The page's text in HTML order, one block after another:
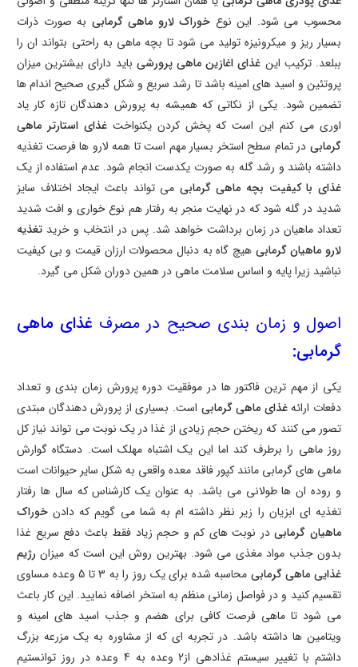
محسوب می شود. این نوع خوراک لارو ماهی گرمابی به صورت ذرات
بسیار ریز و میکرونیزه تولید می شود تا بچه ماهی به راحتی بتواند ان را
ببلعد. ترکیب این غذای اغازین ماهی پرورشی باید دارای بیشترین میزان
پروتئین و اسید های امینه باشد تا رشد سریع و شکل گیری صحیح اندام ها
تضمین شود. یکی از نکاتی که همیشه به پرورش دهندگان تازه کار یاد
اوری می کنم این است که پخش کردن یکنواختغذای استارتر ماهی
گرمابی در تمام سطح استخر بسیار مهم است تا همه لارو ها فرصت تغذیه
داشته باشند و رشد گله به صورت یکدست انجام شود. عدم استفاده از یک
غذای با کیفیت بچه ماهی گرمابی می تواند باعث ایجاد اختلاف سایز
شدید در گله شود که در نهایت منجر به رفتار هم نوع خواری و افت شدید
تعداد ماهیان در زمان برداشت خواهد شد. پس در انتخاب و خرید تغذیه
لارو ماهیان گرمابی هیچ گاه به دنبال محصولات ارزان قیمت و بی کیفیت
نباشید زیرا پایه و اساس سلامت ماهی در همین دوران شکل می گیرد.
اصول و زمان بندی صحیح در مصرف غذای ماهی
گرمابی:
یکی از مهم ترین فاکتور ها در موفقیت دوره پرورش زمان بندی و تعداد
دفعات ارائهغذای ماهی گرمابی است. بسیاری از پرورش دهندگان مبتدی
تصور می کنند که ریختن حجم زیادی از غذا در یک نوبت می تواند نیاز کل
روز ماهی را برطرف کند اما این یک اشتباه مهلک است. دستگاه گوارش
ماهی های گرمابی مانند کپور فاقد معده واقعی به شکل سایر حیوانات است
و روده ان ها طولانی می باشد. به عنوان یک کارشناس که سال ها رفتار
تغذیه ای ابزیان را زیر نظر داشته ام به شما می گویم که دادن خوراک
ماهیان گرمابیدر نوبت های کم و حجم زیاد فقط باعث دفع سریع غذا
بدون جذب مواد مغذی می شود. بهترین روش این است که میزان رژیم
غذایی ماهی گرمابی محاسبه شده برای یک روز را به 3تا 5وعده مساوی
تقسیم کنید و در فواصل زمانی منظم به استخر اضافه نمایید. این کار باعث
می شود تا ماهی فرصت کافی برای هضم و جذب اسید های امینه و
ویتامین ها داشته باشد. در تجربه ای که از مشاوره به یک مزرعه بزرگ
داشتم با تغییر سیستم غذادهی از2وعده به 4 وعده در روز توانستیم